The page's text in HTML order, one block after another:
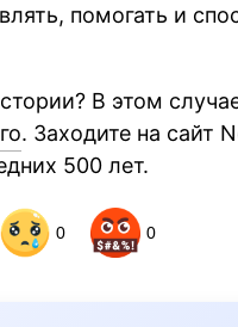
помогать и
В этом
. Заходите на сайт
500 лет.
0 0